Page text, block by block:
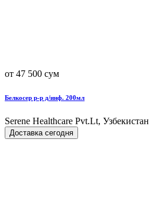
от 47 500 сум
Белкосер р-р д/инф. 200мл
Serene Healthcare Pvt.Lt, Узбекистан
Доставка сегодня